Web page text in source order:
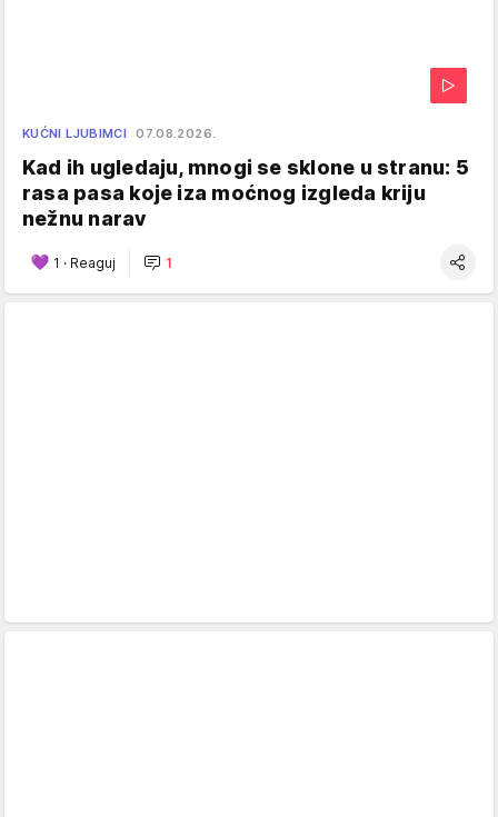
KUĆNI LJUBIMCI 07.08.2026.
Kad ih ugledaju, mnogi se sklone u stranu: 5
rasa pasa koje iza moćnog izgleda kriju
nežnu narav
1 · Reaguj 1